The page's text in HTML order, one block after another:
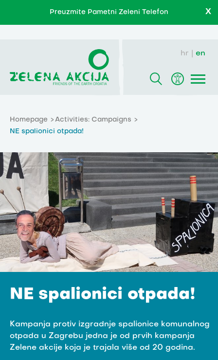
Preuzmite Pametni Zeleni Telefon X
hr en
Homepage
Activities: Campaigns
NE spalionici otpada!
NE spalionici otpada!
Kampanja protiv izgradnje spalionice komunalnog
otpada u Zagrebu jedna je od prvih kampanja
Zelene akcije koja je trajala više od 20 godina.